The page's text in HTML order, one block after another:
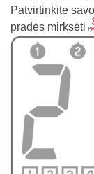
Patvirtinkite
pradės mirksėti